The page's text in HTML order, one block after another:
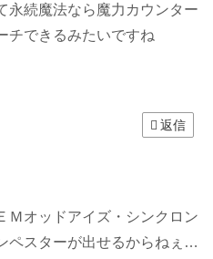
永続魔法なら魔力カウンター
チできるみたいですね
返信
Ｍオッドアイズ・シンクロン
ペスターが出せるからねぇ…